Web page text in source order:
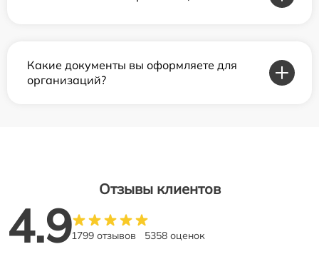
Какие документы вы оформляете для
организаций?
Отзывы клиентов
4.91799 отзывов 5358 оценок